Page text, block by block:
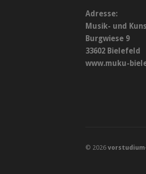
Adresse:
Musik- und
Burgwiese 9
33602 Bielefeld
www.muku-
© 2026